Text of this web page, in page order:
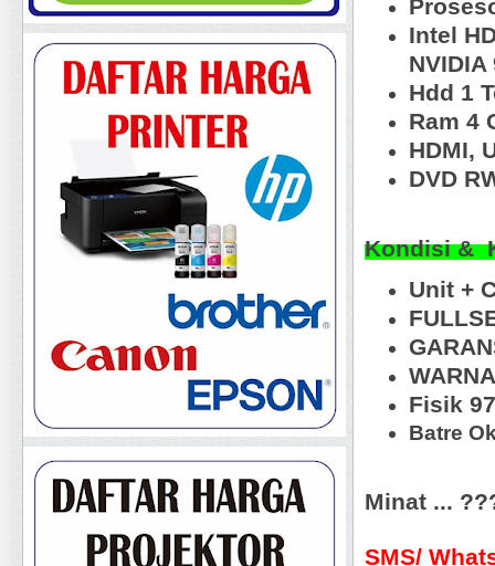
Intel
NVIDIA
Hdd 1
Ram 4
HDMI,
DVD
Kondisi &
Unit +
Fisik
Batre
Minat ...
SMS/